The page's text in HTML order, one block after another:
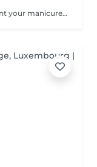
Additional services available to complement your manicure or as standalone treatments. Nail Repair per nail (during service) Minor repair of a single nail (small crack, local damage or broken nail). This option can be added multiple times if more than one nail requires repair. Charged at 3€ per nail for Manicure with Gel Polish services. Nail Repair per nail (walk-in) Repair of one nail without manicure or polish application. Suitable for clients booking a repair only. Onycholysis Treatment per nail Targeted care for nails affected by onycholysis. Performed without polish to support healthy nail recovery. IBX Nail Repair System Professional nail treatment designed to strengthen and restore natural nails. Can be booked alone or combined with gel removal for deeper repair. Gel Polish Removal Gentle and careful removal of gel polish.